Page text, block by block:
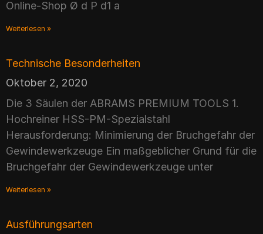
Online-Shop Ø d P d1 a
Weiterlesen »
Technische Besonderheiten
Oktober 2, 2020
Die 3 Säulen der ABRAMS PREMIUM TOOLS 1.
Hochreiner HSS-PM-Spezialstahl
Herausforderung: Minimierung der Bruchgefahr der
Gewindewerkzeuge Ein maßgeblicher Grund für die
Bruchgefahr der Gewindewerkzeuge unter
Weiterlesen »
Ausführungsarten